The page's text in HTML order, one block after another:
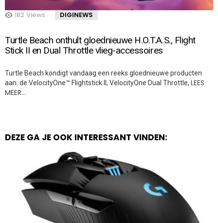
182 Views DIGINEWS
Turtle Beach onthult gloednieuwe H.O.T.A.S., Flight
Stick II en Dual Throttle vlieg-accessoires
Turtle Beach kondigt vandaag een reeks gloednieuwe producten
aan: de VelocityOne™ Flightstick II, VelocityOne Dual Throttle, LEES
MEER…
DEZE GA JE OOK INTERESSANT VINDEN: